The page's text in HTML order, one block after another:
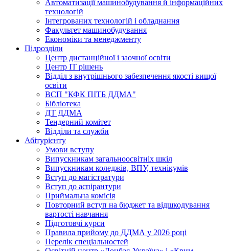
Автоматизації машинобудування й інформаційних
технологій
Інтегрованих технологій і обладнання
Факультет машинобудування
Економіки та менеджменту
Підрозділи
Центр дистанційної і заочної освіти
Центр ІТ рішень
Відділ з внутрішнього забезпечення якості вищої
освіти
ВСП "КФК ПІТБ ДДМА"
Бібліотека
ДТ ДДМА
Тендерний комітет
Відділи та служби
Абітурієнту
Умови вступу
Випускникам загальноосвітніх шкіл
Випускникам коледжів, ВПУ, технікумів
Вступ до магістратури
Вступ до аспірантури
Приймальна комісія
Повторний вступ на бюджет та відшкодування
вартості навчання
Підготовчі курси
Правила прийому до ДДМА у 2026 році
Перелік спеціальностей